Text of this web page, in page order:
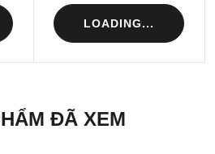
LOADING...
ĐÃ XEM